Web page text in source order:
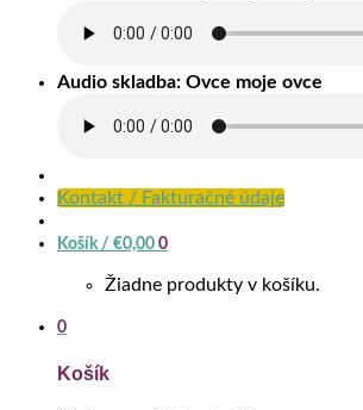
Audio skladba: Ovce moje ovce
Kontakt / Fakturačné údaje
Košík / €0,00 0
Žiadne produkty v košíku.
0
Košík